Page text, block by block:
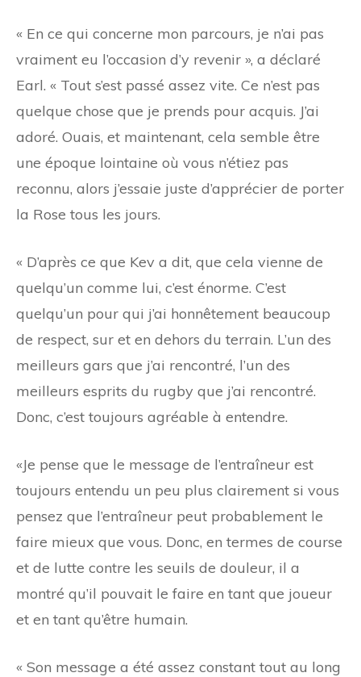
« En ce qui concerne mon parcours, je n’ai pas
vraiment eu l’occasion d’y revenir », a déclaré
Earl. « Tout s’est passé assez vite. Ce n’est pas
quelque chose que je prends pour acquis. J’ai
adoré. Ouais, et maintenant, cela semble être
une époque lointaine où vous n’étiez pas
reconnu, alors j’essaie juste d’apprécier de porter
la Rose tous les jours.
« D’après ce que Kev a dit, que cela vienne de
quelqu’un comme lui, c’est énorme. C’est
quelqu’un pour qui j’ai honnêtement beaucoup
de respect, sur et en dehors du terrain. L’un des
meilleurs gars que j’ai rencontré, l’un des
meilleurs esprits du rugby que j’ai rencontré.
Donc, c’est toujours agréable à entendre.
«Je pense que le message de l’entraîneur est
toujours entendu un peu plus clairement si vous
pensez que l’entraîneur peut probablement le
faire mieux que vous. Donc, en termes de course
et de lutte contre les seuils de douleur, il a
montré qu’il pouvait le faire en tant que joueur
et en tant qu’être humain.
« Son message a été assez constant tout au long